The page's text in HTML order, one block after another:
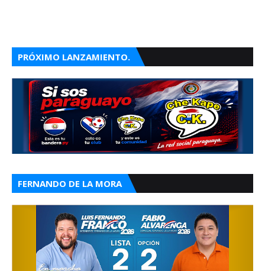
PRÓXIMO LANZAMIENTO.
FERNANDO DE LA MORA